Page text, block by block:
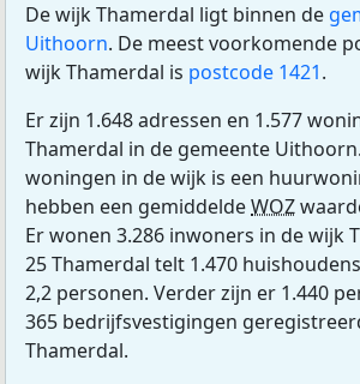
De wijk Thamerdal ligt binnen de
Uithoorn. De meest voorkomende
wijk Thamerdal is postcode 1421.
Er zijn 1.648 adressen en 1.577
Thamerdal in de gemeente
woningen in de wijk is een
hebben een gemiddeldeWOZ
Er wonen 3.286 inwoners in de wijk
25 Thamerdal telt 1.470
2,2 personen. Verder zijn er 1.440
365 bedrijfsvestigingen
Thamerdal.